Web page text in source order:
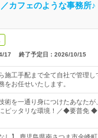
カフェのような事務所
17 終了予定日： 2026/10/15
施工手配まで全て自社で管理
をお任せいたします。
術を一通り身につけたあなた
ピッタリな環境！／◆要普免